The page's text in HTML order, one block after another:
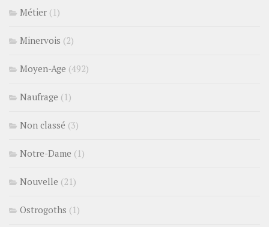
Métier (1)
Minervois (2)
Moyen-Age (492)
Naufrage (1)
Non classé (3)
Notre-Dame (1)
Nouvelle (21)
Ostrogoths (1)